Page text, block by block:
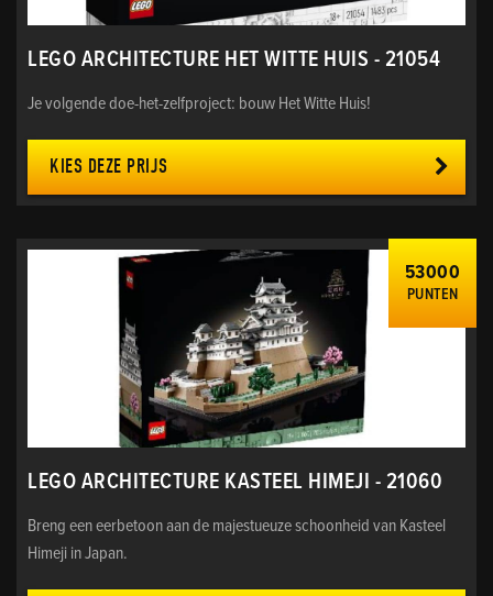
LEGO ARCHITECTURE HET WITTE HUIS - 21054
Je volgende doe-het-zelfproject: bouw Het Witte Huis!
KIES DEZE PRIJS
53000
PUNTEN
LEGO ARCHITECTURE KASTEEL HIMEJI - 21060
Breng een eerbetoon aan de majestueuze schoonheid van Kasteel
Himeji in Japan.